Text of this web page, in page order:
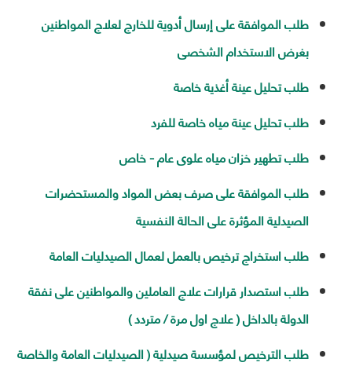
طلب الموافقة على إرسال أدوية للخارج لعلاج المواطنين
بغرض الاستخدام الشخصى
طلب تحليل عينة أغذية خاصة
طلب تحليل عينة مياه خاصة للفرد
طلب تطهير خزان مياه علوى عام - خاص
طلب الموافقة على صرف بعض المواد والمستحضرات
الصيدلية المؤثرة على الحالة النفسية
طلب استخراج ترخيص بالعمل لعمال الصيدليات العامة
طلب استصدار قرارات علاج العاملين والمواطنين على نفقة
الدولة بالداخل ( علاج اول مرة / متردد )
طلب الترخيص لمؤسسة صيدلية ( الصيدليات العامة والخاصة